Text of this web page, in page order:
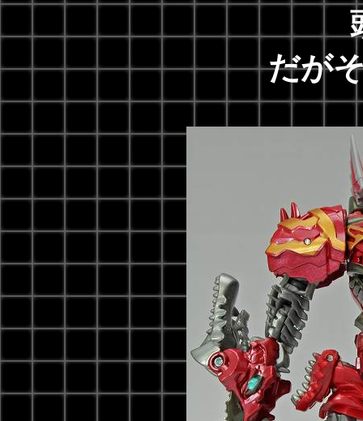
だが